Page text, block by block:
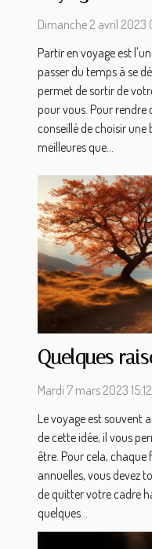
Dimanche 2 avril 2023
Partir en voyage est
passer du temps à se
permet de sortir de
pour vous. Pour rendre
conseillé de choisir
meilleures que...
Quelques
Mardi 7 mars 2023 15:12
Le voyage est souvent
de cette idée, il vous
être. Pour cela, chaque
annuelles, vous devez
de quitter votre cadre
quelques...